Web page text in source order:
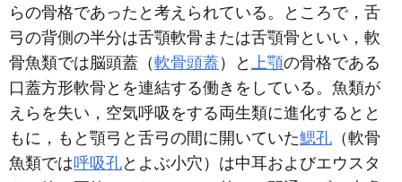
らの骨格であったと考えられている。ところで，舌
弓の背側の半分は舌顎軟骨または舌顎骨といい，軟
骨魚類では脳頭蓋（軟骨頭蓋）と 上顎の骨格である
口蓋方形軟骨とを連結する働きをしている。魚類が
えらを失い，空気呼吸をする両生類に進化するとと
もに，もと顎弓と舌弓の間に開いていた鰓孔 （軟骨
魚類では呼吸孔とよぶ小穴）は中耳およびエウスタ